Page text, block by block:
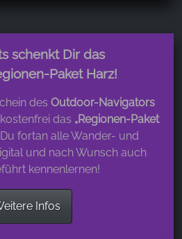
schenkt Dir das
Paket Harz!
des Outdoor-Navigators
das „Regionen-Paket
fortan alle Wander- und
und nach Wunsch auch
kennenlernen!
Infos